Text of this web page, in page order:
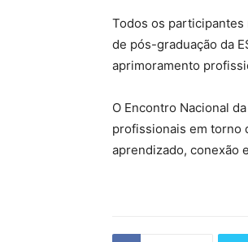
Todos os
de pós-graduação da
aprimoramento
O Encontro Nacional
profissionais em torno
aprendizado, conexão